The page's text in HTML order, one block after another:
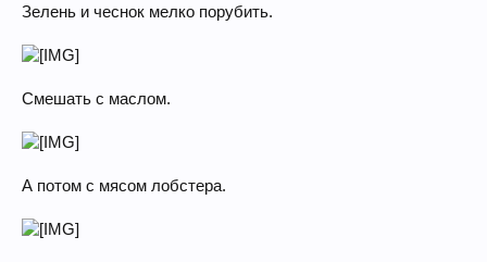
Зелень и чеснок мелко порубить.
Смешать с маслом.
А потом с мясом лобстера.